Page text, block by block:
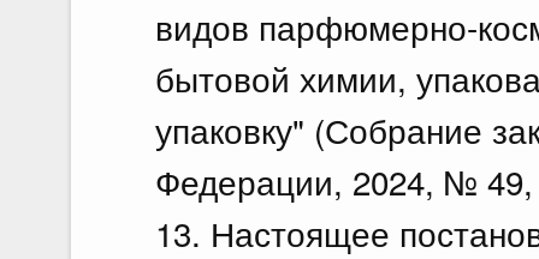
видов парфюмерно-
бытовой химии,
упаковку" (Собрание
Федерации, 2024, № 49,
13. Настоящее